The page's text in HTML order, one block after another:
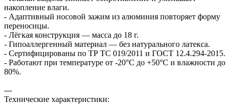
накопление влаги.
- Адаптивный носовой зажим из алюминия повторяет форму
переносицы.
- Лёгкая конструкция — масса до 18 г.
- Гипоаллергенный материал — без натурального латекса.
- Сертифицированы по ТР ТС 019/2011 и ГОСТ 12.4.294-2015.
- Работают при температуре от -20°C до +50°C и влажности до
80%.
---
Технические характеристики: